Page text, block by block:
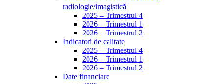
radiologie/imagistică
2025 – Trimestrul 4
2026 – Trimestrul 1
2026 – Trimestrul 2
Indicatori de calitate
2025 – Trimestrul 4
2026 – Trimestrul 1
2026 – Trimestrul 2
Date financiare